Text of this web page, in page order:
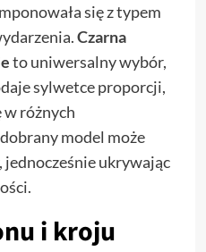
się z typem
Czarna
to uniwersalny wybór,
sylwetce proporcji,
różnych
model może
ukrywając
i kroju